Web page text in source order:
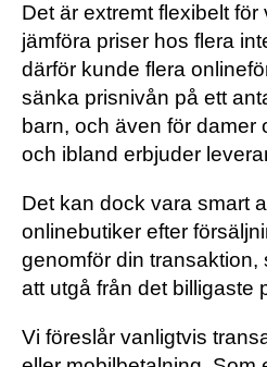
Det är extremt flexibelt för
jämföra priser hos flera
därför kunde flera
sänka prisnivån på ett
barn, och även för damer
och ibland erbjuder
Det kan dock vara smart
onlinebutiker efter
genomför din transaktion,
att utgå från det billigaste
Vi föreslår vanligtvis